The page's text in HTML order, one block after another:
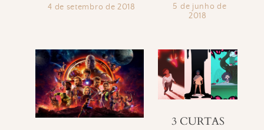
4 de setembro de 2018
5 de junho de
2018
3 CURTAS